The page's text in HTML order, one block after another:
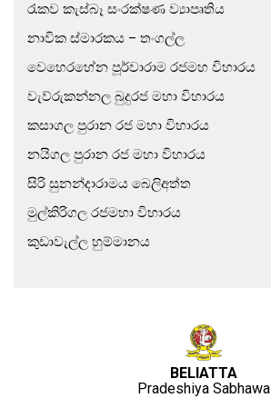
රැකව කැස්බෑ සංරක්ෂණ ව්‍යාපෘතිය
නාවික ස්මාරකය – තංගල්ල
වෙහෙරහේන පූර්වාරාම රජමහ විහාරය
වැව්රුකන්නල බුදුරජ මහා විහාරය
කසාගල පුරාන රජ මහා විහාරය
නයිගල පුරාන රජ මහා විහාරය
සිරි සුනන්දාරාමය බෙලිඅත්ත
මුල්කිරිගල රජමහා විහාරය
කුඩාවැල්ල හුම්මානය
BELIATTA
Pradeshiya Sabhawa